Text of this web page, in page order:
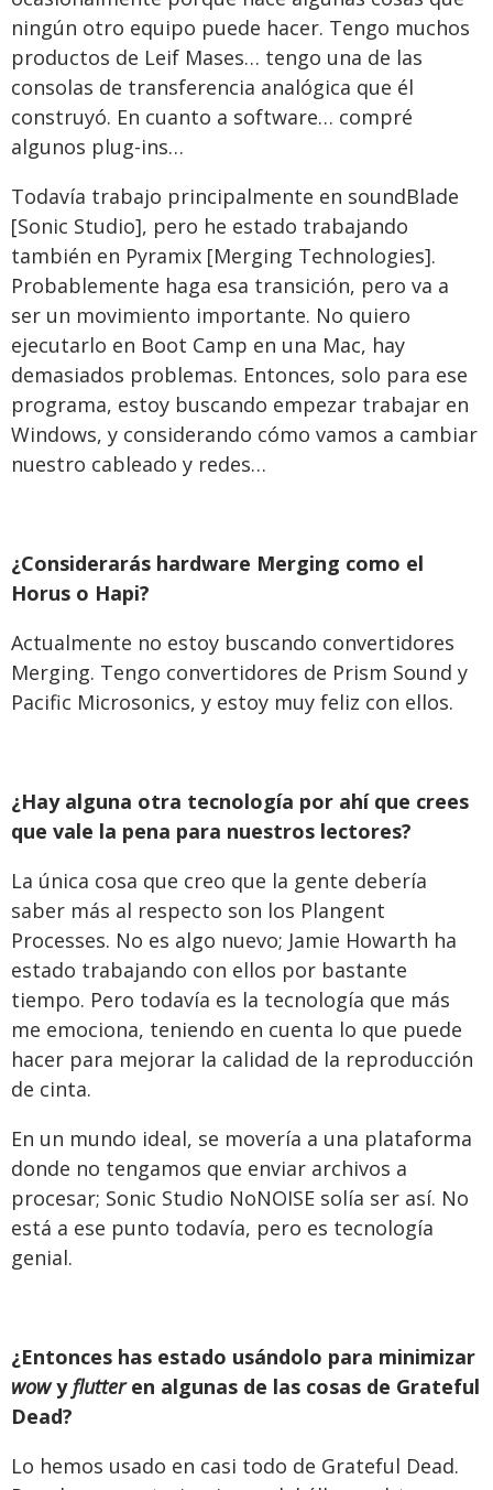
ningún otro equipo puede hacer. Tengo muchos
productos de Leif Mases… tengo una de las
consolas de transferencia analógica que él
construyó. En cuanto a software… compré
algunos plug-ins…
Todavía trabajo principalmente en soundBlade
[Sonic Studio], pero he estado trabajando
también en Pyramix [Merging Technologies].
Probablemente haga esa transición, pero va a
ser un movimiento importante. No quiero
ejecutarlo en Boot Camp en una Mac, hay
demasiados problemas. Entonces, solo para ese
programa, estoy buscando empezar trabajar en
Windows, y considerando cómo vamos a cambiar
nuestro cableado y redes…
¿Considerarás hardware Merging como el
Horus o Hapi?
Actualmente no estoy buscando convertidores
Merging. Tengo convertidores de Prism Sound y
Pacific Microsonics, y estoy muy feliz con ellos.
¿Hay alguna otra tecnología por ahí que crees
que vale la pena para nuestros lectores?
La única cosa que creo que la gente debería
saber más al respecto son los Plangent
Processes. No es algo nuevo; Jamie Howarth ha
estado trabajando con ellos por bastante
tiempo. Pero todavía es la tecnología que más
me emociona, teniendo en cuenta lo que puede
hacer para mejorar la calidad de la reproducción
de cinta.
En un mundo ideal, se movería a una plataforma
donde no tengamos que enviar archivos a
procesar; Sonic Studio NoNOISE solía ser así. No
está a ese punto todavía, pero es tecnología
genial.
¿Entonces has estado usándolo para minimizar
wowyflutteren algunas de las cosas de Grateful
Dead?
Lo hemos usado en casi todo de Grateful Dead.